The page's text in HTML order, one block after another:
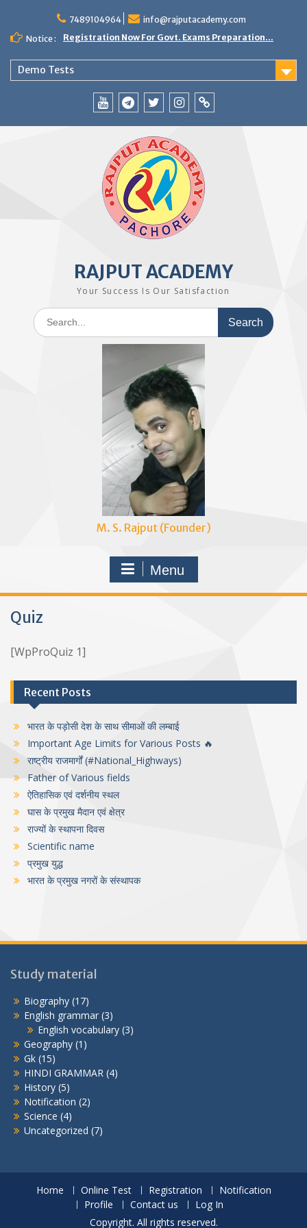
content
7489104964
info@rajputacademy.com
Notice :
Registration Now For Govt. Exams Preparation...
Demo Tests
RAJPUT ACADEMY
Your Success Is Our Satisfaction
Search
for:
M. S. Rajput (Founder)
Menu
Quiz
[WpProQuiz 1]
Recent Posts
भारत के पड़ोसी देश के साथ सीमाओं की लम्बाई
Important Age Limits for Various Posts 🔥
राष्ट्रीय राजमार्गों (#National_Highways)
Father of Various fields
ऐतिहासिक एवं दर्शनीय स्थल
घास के प्रमुख मैदान एवं क्षेत्र
राज्यों के स्थापना दिवस
Scientific name
प्रमुख युद्ध
भारत के प्रमुख नगरों के संस्थापक
Study material
Biography (17)
English grammar (3)
English vocabulary (3)
Geography (1)
Gk (15)
HINDI GRAMMAR (4)
History (5)
Notification (2)
Science (4)
Uncategorized (7)
Home Online Test Registration
Notification
Profile
Contact us
Log In
Copyright. All rights reserved.